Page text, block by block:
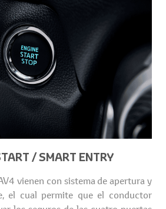
/ SMART ENTRY
vienen con sistema de apertura y
el cual permite que el conductor